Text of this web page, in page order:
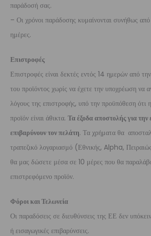
παράδοσή σας.
– Οι χρόνοι παράδοσης κυμαίνονται συνήθως
ημέρες.
Επιστροφές
Επιστροφές είναι δεκτές εντός 14 ημερών από
του προϊόντος χωρίς να έχετε την υποχρέωση να
λόγους της επιστροφής, υπό την προϋπόθεση ότι
προϊόν είναι άθικτα. Τα έξοδα αποστολής για την
επιβαρύνουν τον πελάτη. Τα χρήματα θα
τραπεζικό λογαριασμό (Εθνικής, Alpha,
θα μας δώσετε μέσα σε 10 μέρες που θα
επιστρεφόμενο προϊόν.
Φόροι και Τελωνεία
Οι παραδόσεις σε διευθύνσεις της ΕΕ δεν
ή εισαγωγικές επιβαρύνσεις.